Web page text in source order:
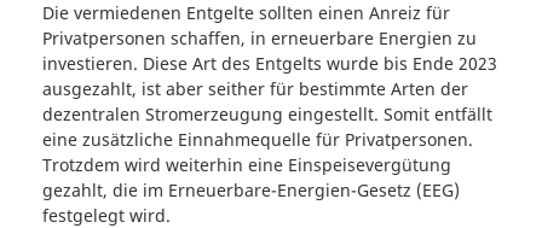
Die vermiedenen Entgelte sollten einen Anreiz für
Privatpersonen schaffen, in erneuerbare Energien zu
investieren. Diese Art des Entgelts wurde bis Ende 2023
ausgezahlt, ist aber seither für bestimmte Arten der
dezentralen Stromerzeugung eingestellt. Somit entfällt
eine zusätzliche Einnahmequelle für Privatpersonen.
Trotzdem wird weiterhin eine Einspeisevergütung
gezahlt, die im Erneuerbare-Energien-Gesetz (EEG)
festgelegt wird.